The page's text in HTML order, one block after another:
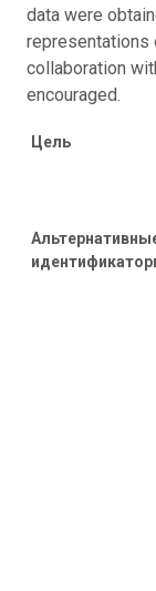
data were
representations
collaboration
encouraged.
Цель